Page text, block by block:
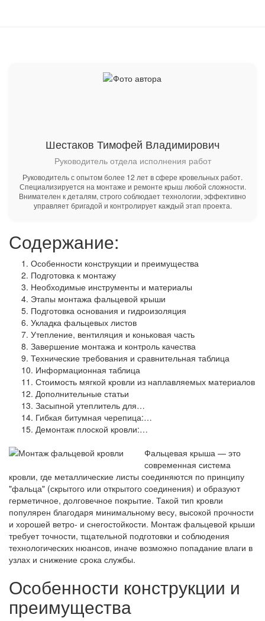
Шестаков Тимофей Владимирович
Руководитель отдела исполнения работ
Руководитель с опытом более 12 лет в сфере кровельных работ.
Специализируется на монтаже и ремонте крыш любой сложности.
Внимателен к деталям, строго соблюдает технологии, эффективно
управляет бригадой и контролирует каждый этап проекта.
Содержание:
Особенности конструкции и преимущества
Подготовка к монтажу
Необходимые инструменты и материалы
Этапы монтажа фальцевой крыши
Подготовка основания и гидроизоляция
Укладка фальцевых листов
Утепление, вентиляция и коньковая часть
Завершение монтажа и контроль качества
Технические требования и сравнительная таблица
Информационная таблица
Стоимость мягкой кровли из наплавляемых материалов
Дополнительные статьи
Засыпной утеплитель для…
Гибкая битумная черепица:…
Демонтаж плоской кровли:…
Фальцевая крыша — это
современная система
кровли, где металлические листы соединяются по принципу
"фальца" (скрытого или открытого соединения) и образуют
герметичное, долговечное покрытие. Такой тип кровли
популярен благодаря минимальному весу, высокой прочности
и хорошей ветро- и снегостойкости. Монтаж фальцевой крыши
требует точности, тщательной подготовки и соблюдения
технологических нюансов, иначе возможно попадание влаги в
узлах и снижение срока службы.
Особенности конструкции и
преимущества